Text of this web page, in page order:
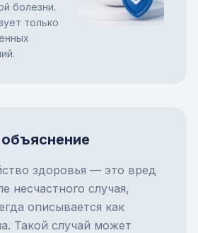
болезни.
только
здоровья — это вред
несчастного случая,
описывается как
Такой случай может